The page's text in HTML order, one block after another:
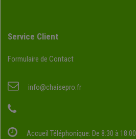
Service Client
Formulaire de Contact
info@chaisepro.fr
Accueil Téléphonique: De 8:30 à 18:00